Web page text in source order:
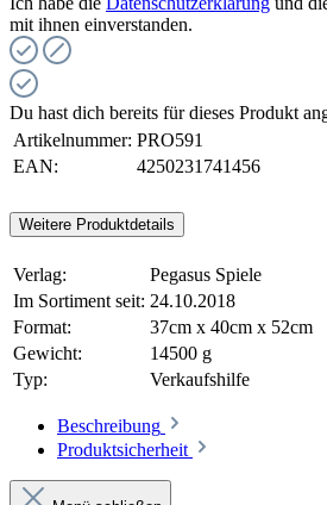
mit ihnen einverstanden.
Du hast dich bereits für dieses Produkt
Artikelnummer: PRO591
EAN:
4250231741456
Weitere Produktdetails
Verlag:
Pegasus Spiele
Im Sortiment seit: 24.10.2018
Format:
37cm x 40cm x 52cm
Gewicht:
14500 g
Typ:
Verkaufshilfe
Beschreibung
Produktsicherheit